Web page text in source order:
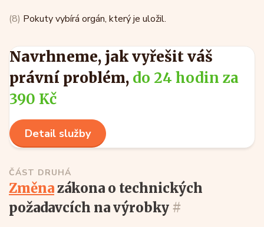
(8) Pokuty vybírá orgán, který je uložil.
Navrhneme, jak vyřešit váš
právní problém, do 24 hodin za
390 Kč
Detail služby
ČÁST DRUHÁ
změnazákona o technických
požadavcích na výrobky #